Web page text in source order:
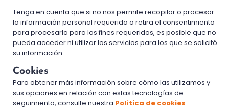
Tenga en cuenta que si no nos permite recopilar o procesar
la información personal requerida o retira el consentimiento
para procesarla para los fines requeridos, es posible que no
pueda acceder ni utilizar los servicios para los que se solicitó
su información.
Cookies
Para obtener más información sobre cómo las utilizamos y
sus opciones en relación con estas tecnologías de
seguimiento, consulte nuestra Política de cookies.